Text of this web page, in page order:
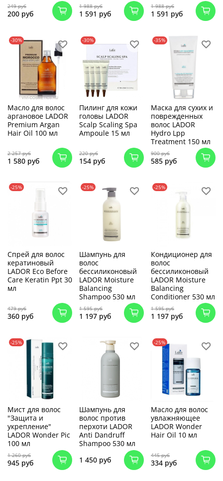
249 руб
200 руб
1 988 руб
1 591 руб
1 988 руб
1 591 руб
-30%
Масло для волос
аргановое LADOR
Premium Argan
Hair Oil 100 мл
2 257 руб
1 580 руб
-30%
Пилинг для кожи
головы LADOR
Scalp Scaling Spa
Ampoule 15 мл
220 руб
154 руб
-35%
Маска для сухих и
поврежденных
волос LADOR
Hydro Lpp
Treatment 150 мл
900 руб
585 руб
-25%
Спрей для волос
кератиновый
LADOR Eco Before
Care Keratin Ppt 30
мл
479 руб
360 руб
-25%
Шампунь для
волос
бессиликоновый
LADOR Moisture
Balancing
Shampoo 530 мл
1 595 руб
1 197 руб
-25%
Кондиционер для
волос
бессиликоновый
LADOR Moisture
Balancing
Conditioner 530 мл
1 595 руб
1 197 руб
-25%
Мист для волос
"Защита и
укрепление"
LADOR Wonder Pic
100 мл
1 260 руб
945 руб
Шампунь для
волос против
перхоти LADOR
Anti Dandruff
Shampoo 530 мл
1 450 руб
-25%
Масло для волос
увлажняющее
LADOR Wonder
Hair Oil 10 мл
445 руб
334 руб